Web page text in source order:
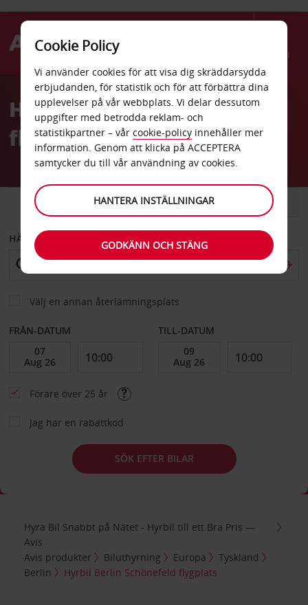
Menu
AvisHyrbil Berlin Schönefeld
flygplats
SKÅPBIL
HÄMTA FRÅN
Välj en annan återlämningsplats
FRÅN-DATUM TILL-DATUM
Förare över 25 år
Jag har en rabattkod
SÖK EFTER BILAR
Hyra Bil Snabbt på Nätet - Hyrbil till ett Bra Pris —
Avis
Avis produkter
Biluthyrning Europa
Tyskland
Berlin
Hyrbil Berlin Schönefeld flygplats
Cookie Policy
Vi använder cookies för att visa dig skräddarsydda
erbjudanden, för statistik och för att förbättra dina
upplevelser på vår webbplats. Vi delar dessutom
uppgifter med betrodda reklam- och
statistikpartner – vår cookie-policy innehåller mer
information. Genom att klicka på ACCEPTERA
samtycker du till vår användning av cookies.
HANTERA INSTÄLLNINGAR
GODKÄNN OCH STÄNG